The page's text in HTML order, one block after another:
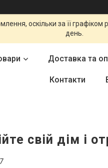
оскільки за її
день.
Доставка та
Контакти
свій дім і